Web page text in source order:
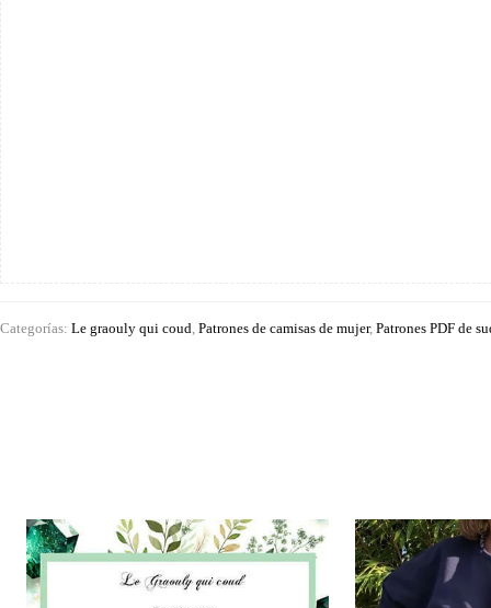
Categorías: Le graouly qui coud Patrones de camisas de mujer, Patrones PDF de